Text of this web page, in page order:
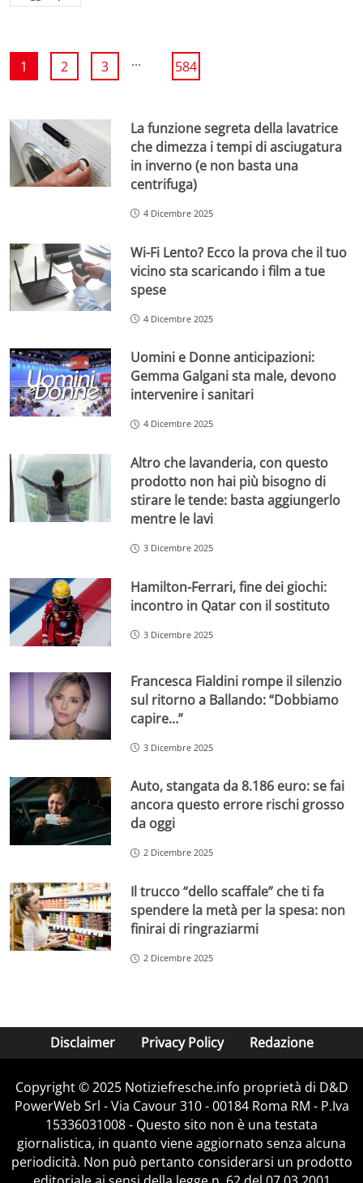
1 2 3 ... 584
La funzione segreta della lavatrice
che dimezza i tempi di asciugatura
in inverno (e non basta una
centrifuga)
4 Dicembre 2025
Wi-Fi Lento? Ecco la prova che il tuo
vicino sta scaricando i film a tue
spese
4 Dicembre 2025
Uomini e Donne anticipazioni:
Gemma Galgani sta male, devono
intervenire i sanitari
4 Dicembre 2025
Altro che lavanderia, con questo
prodotto non hai più bisogno di
stirare le tende: basta aggiungerlo
mentre le lavi
3 Dicembre 2025
Hamilton-Ferrari, fine dei giochi:
incontro in Qatar con il sostituto
3 Dicembre 2025
Francesca Fialdini rompe il silenzio
sul ritorno a Ballando: “Dobbiamo
capire…”
3 Dicembre 2025
Auto, stangata da 8.186 euro: se fai
ancora questo errore rischi grosso
da oggi
2 Dicembre 2025
Il trucco “dello scaffale” che ti fa
spendere la metà per la spesa: non
finirai di ringraziarmi
2 Dicembre 2025
Disclaimer Privacy Policy Redazione
Copyright © 2025 Notiziefresche.info proprietà di D&D
PowerWeb Srl - Via Cavour 310 - 00184 Roma RM - P.Iva
15336031008 - Questo sito non è una testata
giornalistica, in quanto viene aggiornato senza alcuna
periodicità. Non può pertanto considerarsi un prodotto